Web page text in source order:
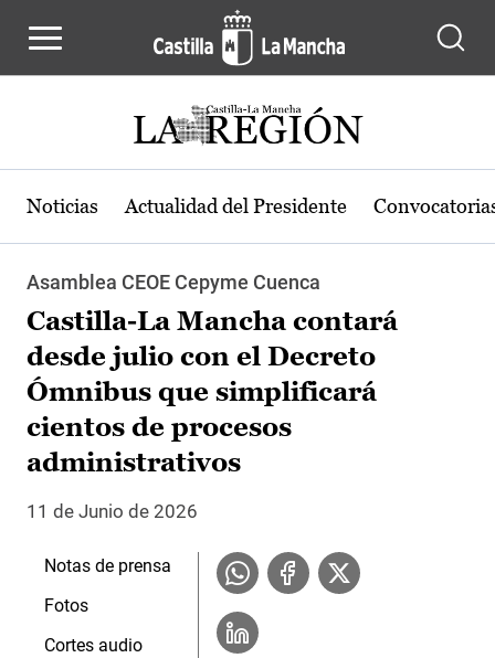
Noticias Actualidad del Presidente
Asamblea CEOE Cepyme Cuenca
Castilla-La Mancha contará
desde julio con el Decreto
Ómnibus que simplificará
cientos de procesos
administrativos
11 de Junio de 2026
Notas de prensa
Fotos
Cortes audio